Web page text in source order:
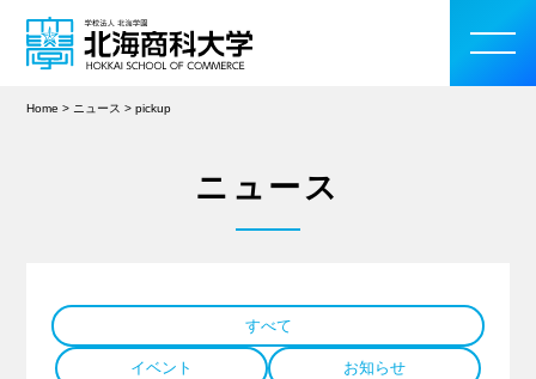
入学案内
Home > ニュース >pickup
ニュース
すべて
イベント お知らせ